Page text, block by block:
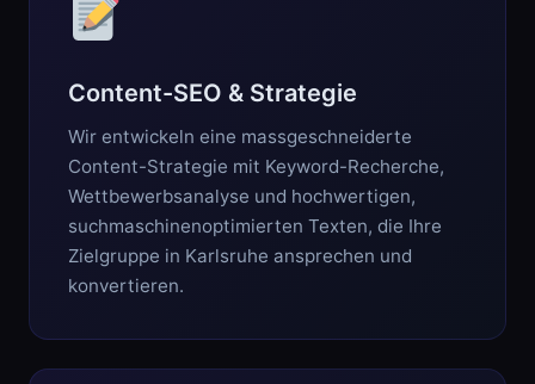
Content-SEO & Strategie
Wir entwickeln eine massgeschneiderte
Content-Strategie mit Keyword-Recherche,
Wettbewerbsanalyse und hochwertigen,
suchmaschinenoptimierten Texten, die Ihre
Zielgruppe in Karlsruhe ansprechen und
konvertieren.